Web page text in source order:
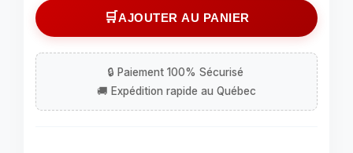
Interrupteur
momentané
poussoir
vert
(N.F.)
AJOUTER AU PANIER